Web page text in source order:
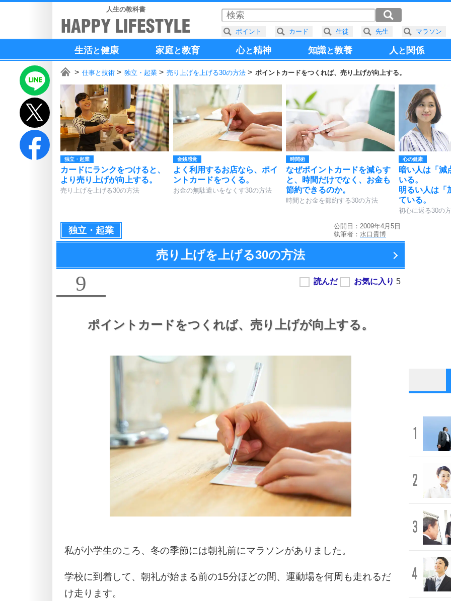
人生の教科書
生活と健康 家庭と教育 心と精神 知識と教養 人と 関係
仕事と技術 独立・起業 売り上げを上げる30の方法 ポイントカードをつくれば、売り上げが向上する。
独立・起業
カードにランクをつけると、
より売り上げが向上する。
売り上げを上げる30の方法
金銭感覚
よく利用するお店なら、ポイ
ントカードをつくる。
お金の無駄遣いをなくす30の方法
時間術
なぜポイントカードを減らす
と、時間だけでなく、お金も
節約できるのか。
時間とお金を節約する30の方法
心の健康
暗い人は「減
いる。
明るい人は「
ている。
初心に返る30の
独立・起業
公開日：2009年4月5日
執筆者： 水口貴博
売り上げを上げる30の方法
9
ポイントカードをつくれば、 売り上げが向上する。
私が小学生のころ、冬の季節には朝礼前にマラソンがありました。
学校に到着して、朝礼が始まる前の15分ほどの間、運動場を何周も走れるだ
け走ります。
1
2
3
4
ポイント カード 生徒 先生 マラソン